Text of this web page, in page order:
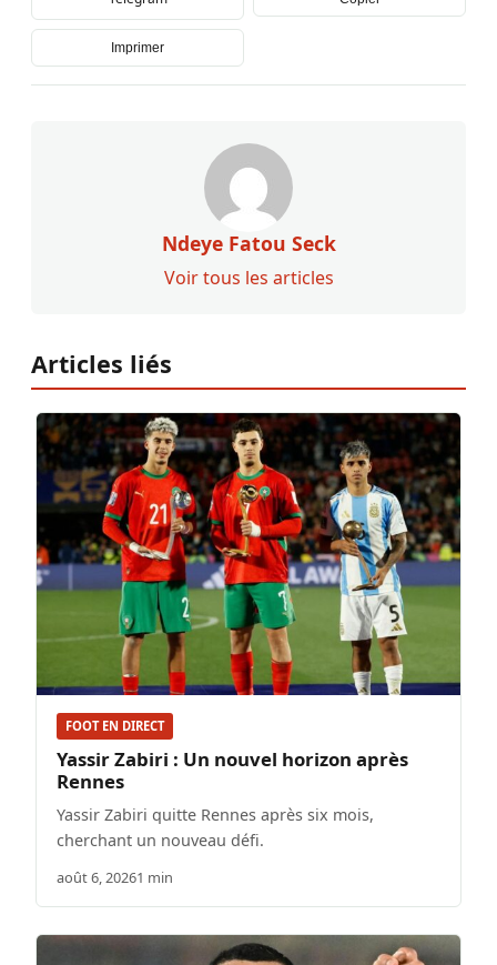
Imprimer
Ndeye Fatou Seck
Voir tous les articles
Articles liés
FOOT EN DIRECT
Yassir Zabiri : Un nouvel horizon après
Rennes
Yassir Zabiri quitte Rennes après six mois,
cherchant un nouveau défi.
août 6, 20261 min